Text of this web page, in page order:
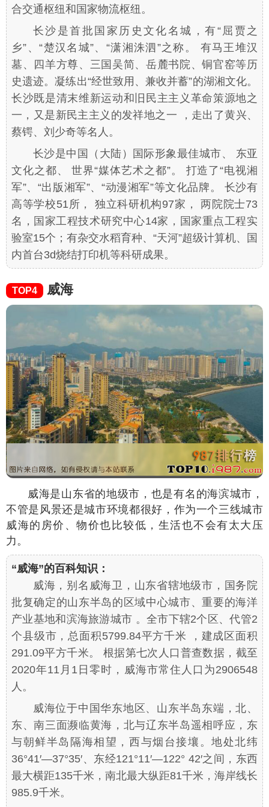
合交通枢纽和国家物流枢纽。
长沙是首批国家历史文化名城，有“屈贾之
乡”、“楚汉名城”、“潇湘洙泗”之称。 有马王堆汉
墓、四羊方尊、三国吴简、岳麓书院、铜官窑等历
史遗迹。凝练出“经世致用、兼收并蓄”的湖湘文化。
长沙既是清末维新运动和旧民主主义革命策源地之
一，又是新民主主义的发祥地之一 ，走出了黄兴、
蔡锷、刘少奇等名人。
长沙是中国（大陆）国际形象最佳城市、 东亚
文化之都、 世界“媒体艺术之都”。 打造了“电视湘
军”、“出版湘军”、“动漫湘军”等文化品牌。 长沙有
高等学校51所， 独立科研机构97家， 两院院士73
名，国家工程技术研究中心14家，国家重点工程实
验室15个；有杂交水稻育种、“天河”超级计算机、国
内首台3d烧结打印机等科研成果。
TOP4 威海
威海是山东省的地级市，也是有名的海滨城市，
不管是风景还是城市环境都很好，作为一个三线城市
威海的房价、物价也比较低，生活也不会有太大压
力。
“威海”的百科知识：
威海，别名威海卫，山东省辖地级市，国务院
批复确定的山东半岛的区域中心城市、重要的海洋
产业基地和滨海旅游城市 。全市下辖2个区、代管2
个县级市，总面积5799.84平方千米 ，建成区面积
291.09平方千米。 根据第七次人口普查数据，截至
2020年11月1日零时，威海市常住人口为2906548
人。
威海位于中国华东地区、山东半岛东端，北、
东、南三面濒临黄海，北与辽东半岛遥相呼应，东
与朝鲜半岛隔海相望，西与烟台接壤。地处北纬
36°41′—37°35′、东经121°11′—122° 42′之间，东西
最大横距135千米，南北最大纵距81千米，海岸线长
985.9千米。